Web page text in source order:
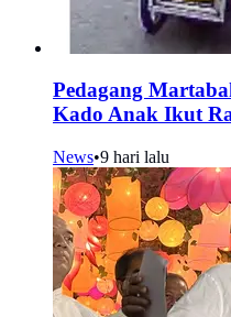
Pedagang
Kado Anak Ikut
News•9 hari lalu